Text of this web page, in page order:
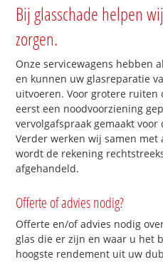
Bij glasschade helpen
zorgen.
Onze servicewagens hebben
en kunnen uw glasreparatie
uitvoeren. Voor grotere
eerst een noodvoorziening
vervolgafspraak gemaakt
Verder werken wij samen met
wordt de rekening
afgehandeld.
Offerte of advies nodig?
Offerte en/of advies nodig
glas die er zijn en waar u het
hoogste rendement uit uw